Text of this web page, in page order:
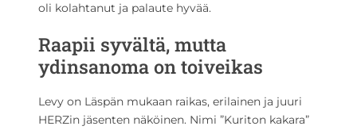
oli kolahtanut ja palaute hyvää.
Raapii syvältä, mutta
ydinsanoma on toiveikas
Levy on Läspän mukaan raikas, erilainen ja juuri
HERZin jäsenten näköinen. Nimi ”Kuriton kakara”